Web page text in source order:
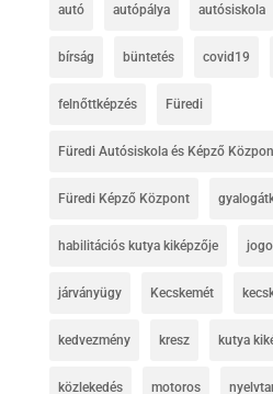
autó autópálya autósiskola
bírság büntetés covid19
felnőttképzés Füredi
Füredi Autósiskola és Képző
Füredi Képző Központ
habilitációs kutya kiképzője
járványügy Kecskemét
kedvezmény kresz kutya
közlekedés motoros